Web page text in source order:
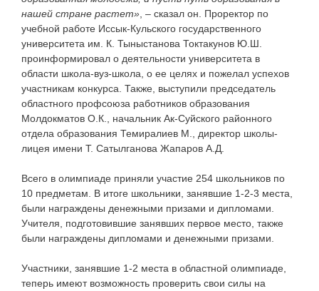
нашей стране растет» , – сказал он. Проректор по
учебной работе Иссык-Кульского государственного
университета им. К. Тыныстанова Токтакунов Ю.Ш.
проинформировал о деятельности университета в
области школа-вуз-школа, о ее целях и пожелал успехов
участникам конкурса. Также, выступили председатель
областного профсоюза работников образования
Молдокматов О.К., начальник Ак-Суйского районного
отдела образования Темиралиев М., директор школы-
лицея имени Т. Сатылганова Жапаров А.Д.
Всего в олимпиаде приняли участие 254 школьников по
10 предметам. В итоге школьники, занявшие 1-2-3 места,
были награждены денежными призами и дипломами.
Учителя, подготовившие занявших первое место, также
были награждены дипломами и денежными призами.
Участники, занявшие 1-2 места в областной олимпиаде,
теперь имеют возможность проверить свои силы на